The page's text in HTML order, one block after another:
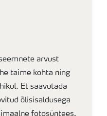
arvust
taime kohta ning
Et saavutada
õlisisaldusega
fotosüntees.